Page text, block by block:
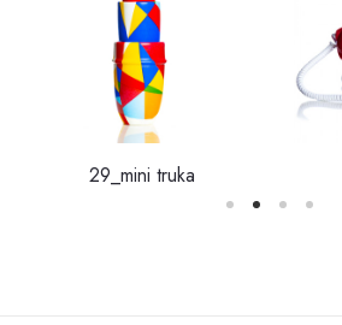
29_mini truka